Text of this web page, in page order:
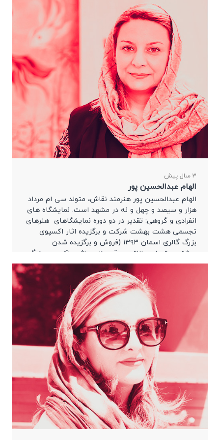
3 سال پیش
الهام عبدالحسین پور
الهام عبدالحسین پور هنرمند نقاش، متولد سی ام مرداد
هزار و سیصد و چهل و نه در مشهد است. نمایشگاه های
انفرادی و گروهی: تقدیر در دو دوره نمایشگاهای هنرهای
تجسمی هشت بهشت شرکت و برگزیده اثار اکسپوی
بزرگ گالری اسمان ۱۳۹۳ (فروش و برگزیده شدن
بیشترین تعداد وبالاترین رقم مزایده اثردر اکسپوی بزرگ
گالری […]